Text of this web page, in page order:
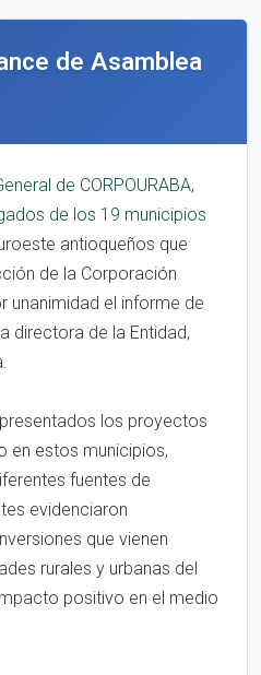
de Asamblea
de CORPOURABA,
de los 19 municipios
antioqueños que
de la Corporación
unanimidad el informe de
directora de la Entidad,
los proyectos
en estos municipios,
fuentes de
evidenciaron
que vienen
rurales y urbanas del
positivo en el medio